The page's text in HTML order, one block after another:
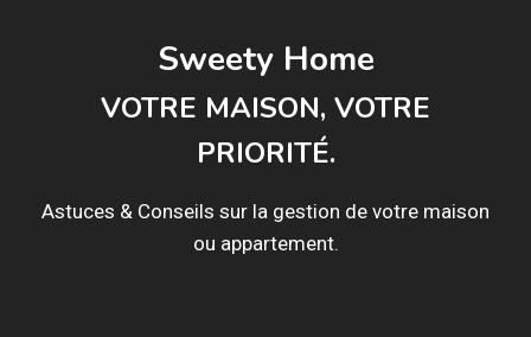
Sweety Home
VOTRE MAISON, VOTRE
PRIORITÉ.
Astuces & Conseils sur la gestion de votre maison
ou appartement.